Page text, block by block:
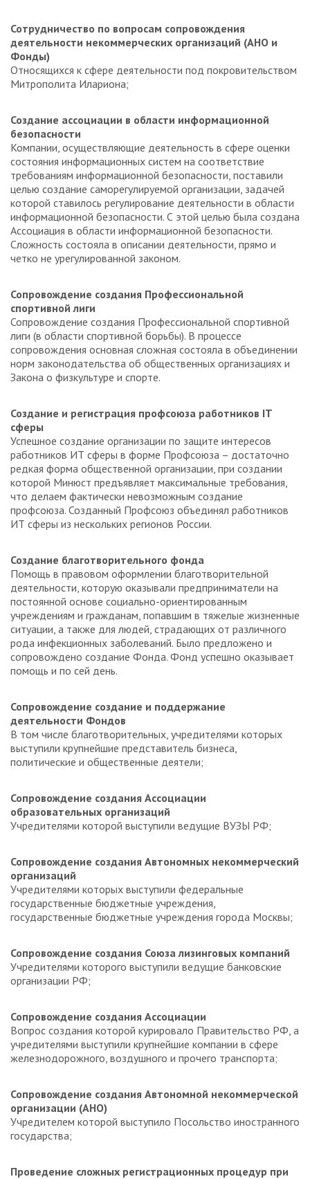
Сотрудничество по вопросам сопровождения
деятельности некоммерческих организаций (АНО и
Фонды)
Относящихся к сфере деятельности под покровительством
Митрополита Илариона;
Создание ассоциации в области информационной
безопасности
Компании, осуществляющие деятельность в сфере оценки
состояния информационных систем на соответствие
требованиям информационной безопасности, поставили
целью создание саморегулируемой организации, задачей
которой ставилось регулирование деятельности в области
информационной безопасности. С этой целью была создана
Ассоциация в области информационной безопасности.
Сложность состояла в описании деятельности, прямо и
четко не урегулированной законом.
Сопровождение создания Профессиональной
спортивной лиги
Сопровождение создания Профессиональной спортивной
лиги (в области спортивной борьбы). В процессе
сопровождения основная сложная состояла в объединении
норм законодательства об общественных организациях и
Закона о физкультуре и спорте.
Создание и регистрация профсоюза работников IT
сферы
Успешное создание организации по защите интересов
работников ИТ сферы в форме Профсоюза – достаточно
редкая форма общественной организации, при создании
которой Минюст предъявляет максимальные требования,
что делаем фактически невозможным создание
профсоюза. Созданный Профсоюз объединял работников
ИТ сферы из нескольких регионов России.
Создание благотворительного фонда
Помощь в правовом оформлении благотворительной
деятельности, которую оказывали предприниматели на
постоянной основе социально-ориентированным
учреждениям и гражданам, попавшим в тяжелые жизненные
ситуации, а также для людей, страдающих от различного
рода инфекционных заболеваний. Было предложено и
сопровождено создание Фонда. Фонд успешно оказывает
помощь и по сей день.
Сопровождение создание и поддержание
деятельности Фондов
В том числе благотворительных, учредителями которых
выступили крупнейшие представитель бизнеса,
политические и общественные деятели;
Сопровождение создания Ассоциации
образовательных организаций
Учредителями которой выступили ведущие ВУЗЫ РФ;
Сопровождение создания Автономных некоммерческий
организаций
Учредителями которых выступили федеральные
государственные бюджетные учреждения,
государственные бюджетные учреждения города Москвы;
Сопровождение создания Союза лизинговых компаний
Учредителями которого выступили ведущие банковские
организации РФ;
Сопровождение создания Ассоциации
Вопрос создания которой курировало Правительство РФ, а
учредителями выступили крупнейшие компании в сфере
железнодорожного, воздушного и прочего транспорта;
Сопровождение создания Автономной некоммерческой
организации (АНО)
Учредителем которой выступило Посольство иностранного
государства;
Проведение сложных регистрационных процедур при